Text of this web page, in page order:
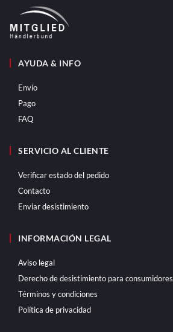
AYUDA & INFO
Envío
Pago
FAQ
SERVICIO AL CLIENTE
Verificar estado del pedido
Contacto
Enviar desistimiento
INFORMACIÓN LEGAL
Aviso legal
Derecho de desistimiento para consumidores
Términos y condiciones
Política de privacidad